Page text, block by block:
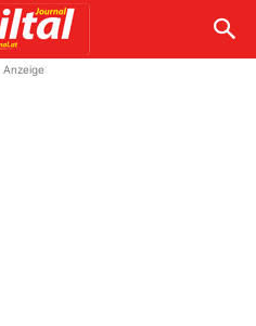
Anzeige